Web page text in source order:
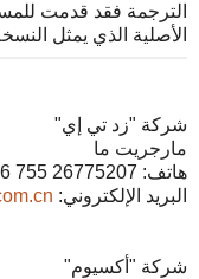
الترجمة فقد قدمت
الأصلية الذي يمثل
شركة "زد تي إي"
مارجريت ما
هاتف: 26775207 755 86+
البريد الإلكتروني:
شركة "أكسيوم"